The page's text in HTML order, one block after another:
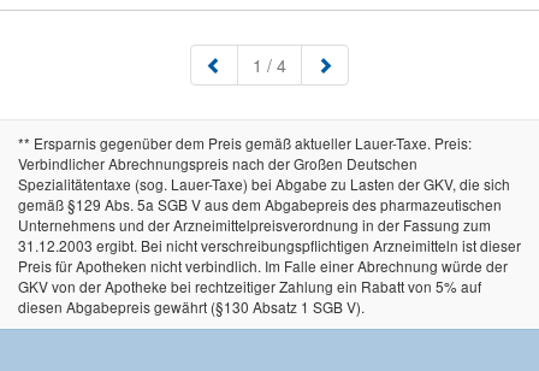
1 (aktuell)
/ 4
** Ersparnis gegenüber dem Preis gemäß aktueller Lauer-Taxe. Preis:
Verbindlicher Abrechnungspreis nach der Großen Deutschen
Spezialitätentaxe (sog. Lauer-Taxe) bei Abgabe zu Lasten der GKV, die sich
gemäß §129 Abs. 5a SGB V aus dem Abgabepreis des pharmazeutischen
Unternehmens und der Arzneimittelpreisverordnung in der Fassung zum
31.12.2003 ergibt. Bei nicht verschreibungspflichtigen Arzneimitteln ist dieser
Preis für Apotheken nicht verbindlich. Im Falle einer Abrechnung würde der
GKV von der Apotheke bei rechtzeitiger Zahlung ein Rabatt von 5% auf
diesen Abgabepreis gewährt (§130 Absatz 1 SGB V).